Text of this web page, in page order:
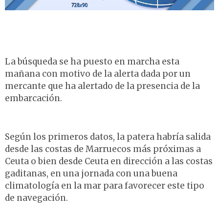
La búsqueda se ha puesto en marcha esta
mañana con motivo de la alerta dada por un
mercante que ha alertado de la presencia de la
embarcación.
Según los primeros datos, la patera habría salida
desde las costas de Marruecos más próximas a
Ceuta o bien desde Ceuta en dirección a las costas
gaditanas, en una jornada con una buena
climatología en la mar para favorecer este tipo
de navegación.